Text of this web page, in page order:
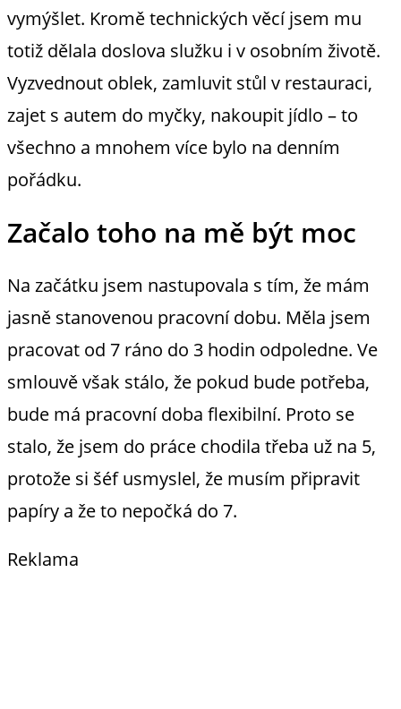
vymýšlet. Kromě technických věcí jsem mu
totiž dělala doslova služku i v osobním životě.
Vyzvednout oblek, zamluvit stůl v restauraci,
zajet s autem do myčky, nakoupit jídlo – to
všechno a mnohem více bylo na denním
pořádku.
Začalo toho na mě být moc
Na začátku jsem nastupovala s tím, že mám
jasně stanovenou pracovní dobu. Měla jsem
pracovat od 7 ráno do 3 hodin odpoledne. Ve
smlouvě však stálo, že pokud bude potřeba,
bude má pracovní doba flexibilní. Proto se
stalo, že jsem do práce chodila třeba už na 5,
protože si šéf usmyslel, že musím připravit
papíry a že to nepočká do 7.
Reklama